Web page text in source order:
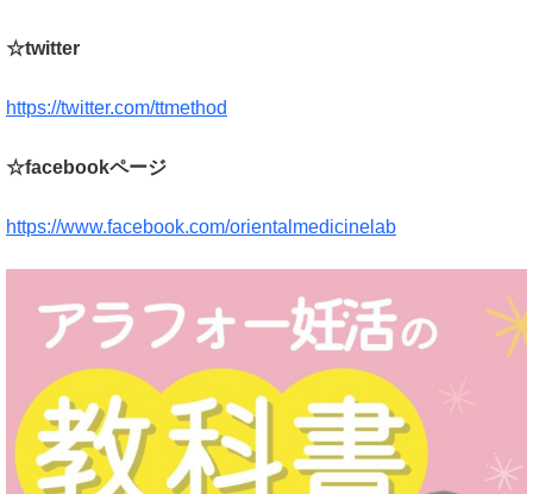
☆twitter
https://twitter.com/ttmethod
☆facebookページ
https://www.facebook.com/orientalmedicinelab